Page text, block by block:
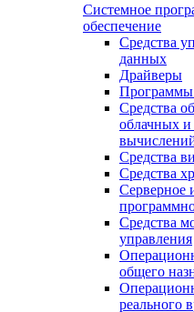
Системное
обеспечение
Средства
данных
Драйверы
Программы
Средства
облачных и
Средства
Средства
Серверное
Средства
управления
общего
реального